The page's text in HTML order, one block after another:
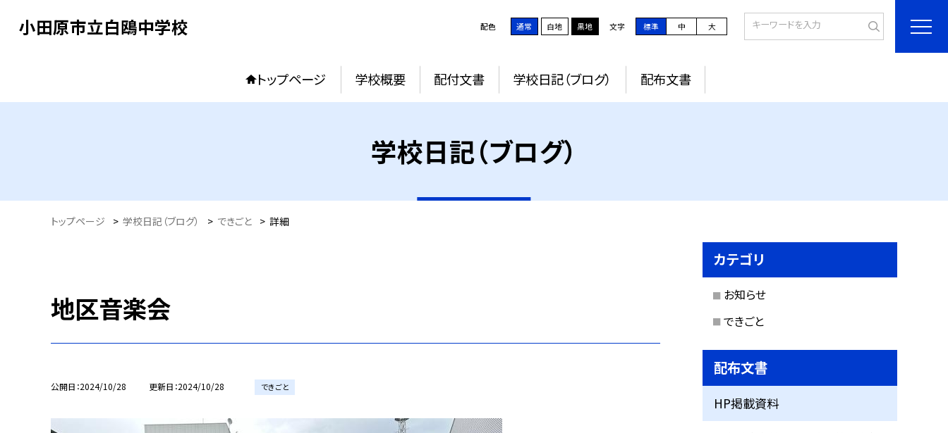
小田原市立白鴎中学校 配色 通常 白地 黒地 文字 標準 中 大
トップページ 学校概要 配付文書 学校日記（ブログ） 配布文書
学校日記（ブログ）
トップページ > 学校日記（ブログ） > できごと > 詳細
地区音楽会
公開日 2024/10/28 更新日 2024/10/28 できごと
カテゴリ
お知らせ
できごと
配布文書
HP掲載資料